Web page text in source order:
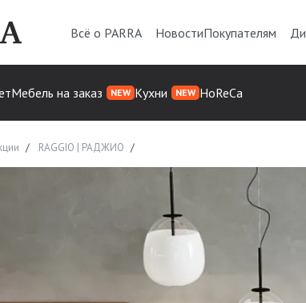
Всё о PARRA НовостиПокупателям
Мебель на заказ NEW Кухни NEW HoReCa
RAGGIO | РАДЖИО